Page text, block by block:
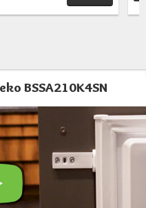
BSSA210K4SN